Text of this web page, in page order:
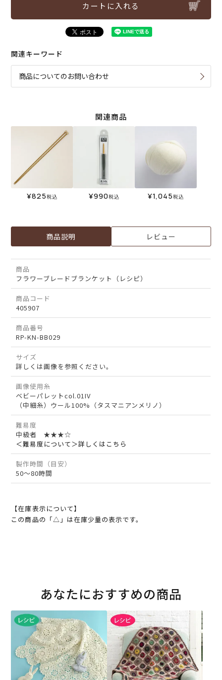
カートに入れる
関連キーワード
商品についてのお問い合わせ
関連商品
¥825税込 ¥990税込 ¥1,045税込
商品説明 レビュー
商品
フラワーブレードブランケット（レシピ）
商品コード
405907
商品番号
RP-KN-BB029
サイズ
詳しくは画像を参照ください。
画像使用糸
ベビーパレットcol.01IV
（中細糸）ウール100%（タスマニアンメリノ）
難易度
中級者 ★★★☆
＜難易度について＞詳しくはこちら
製作時間（目安）
50～80時間
【在庫表示について】
この商品の「△」は在庫少量の表示です。
あなたにおすすめの商品